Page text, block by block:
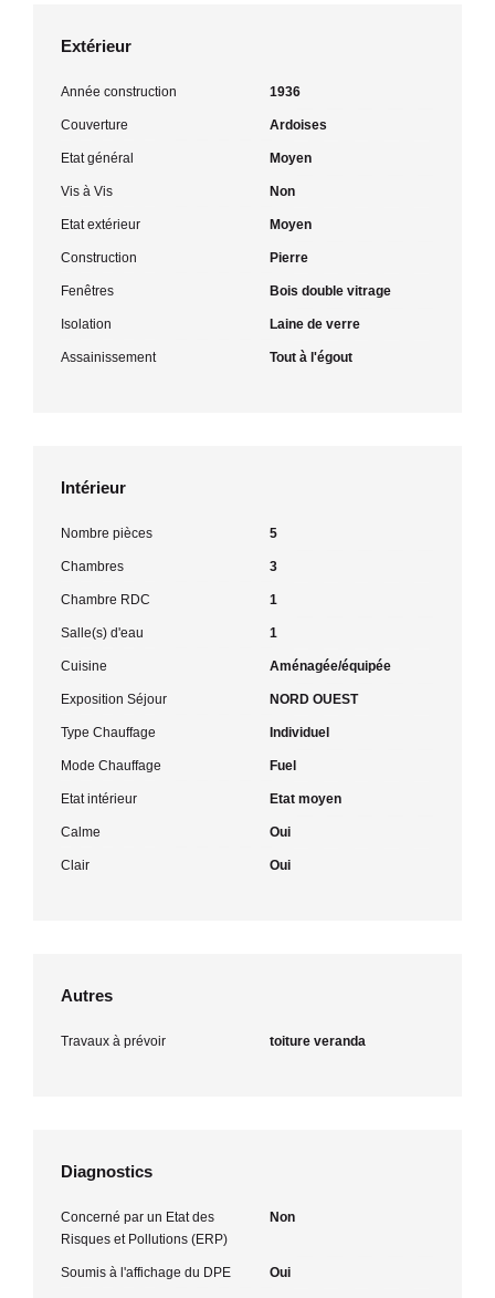
Extérieur
Année construction 1936
Couverture Ardoises
Etat général Moyen
Vis à Vis Non
Etat extérieur Moyen
Construction Pierre
Fenêtres Bois double vitrage
Isolation Laine de verre
Assainissement Tout à l'égout
Intérieur
Nombre pièces 5
Chambres 3
Chambre RDC 1
Salle(s) d'eau 1
Cuisine Aménagée/équipée
Exposition Séjour NORD OUEST
Type Chauffage Individuel
Mode Chauffage Fuel
Etat intérieur Etat moyen
Calme Oui
Clair Oui
Autres
Travaux à prévoir toiture veranda
Diagnostics
Concerné par un Etat des
Risques et Pollutions (ERP)
Non
Soumis à l'affichage du DPE Oui